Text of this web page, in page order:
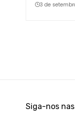
3 de
Siga-nos